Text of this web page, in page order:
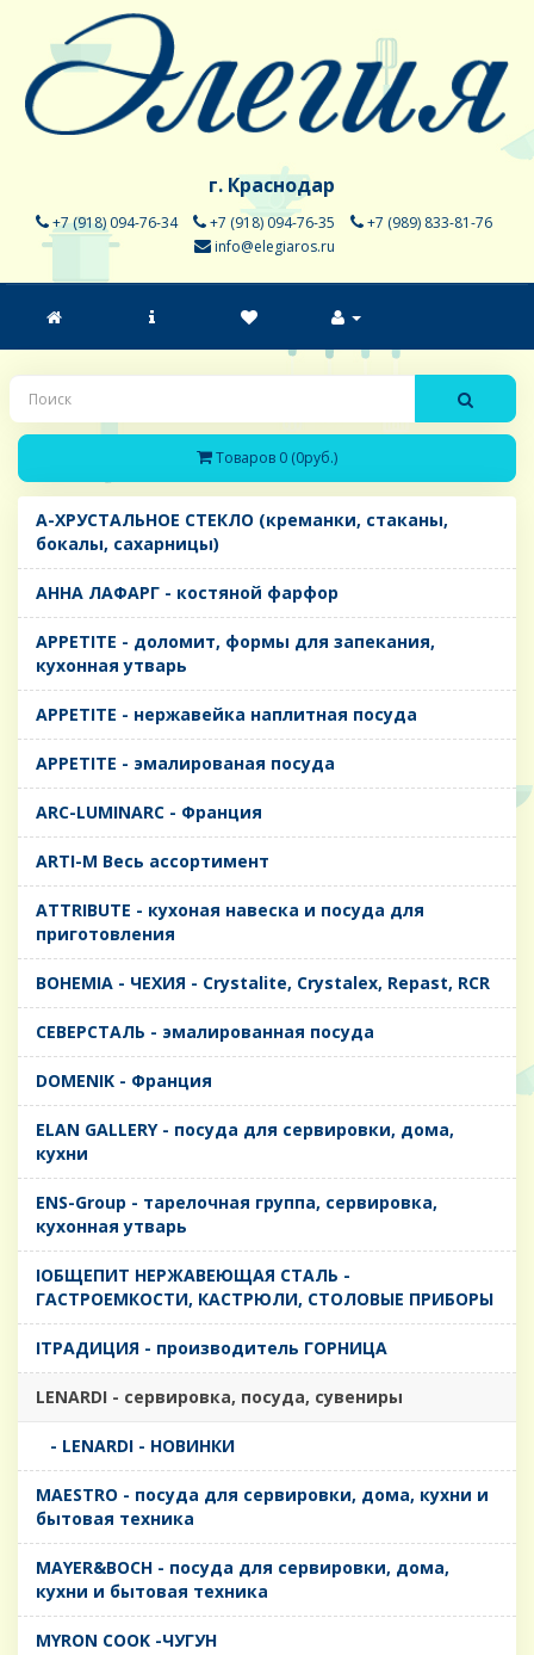
г. Краснодар
+7 (918) 094-76-34 +7 (918) 094-76-35
+7 (989) 833-81-76
info@elegiaros.ru
Товаров 0 (0руб.)
A-ХРУСТАЛЬНОЕ СТЕКЛО (креманки, стаканы,
бокалы, сахарницы)
AHHA ЛАФАРГ - костяной фарфор
APPETITE - доломит, формы для запекания,
кухонная утварь
APPETITE - нержавейка наплитная посуда
APPETITE - эмалированая посуда
ARC-LUMINARC - Франция
ARTI-M Весь ассортимент
ATTRIBUTE - кухоная навеска и посуда для
приготовления
BOHEMIA - ЧЕХИЯ - Crystalite, Crystalex, Repast, RCR
CЕВЕРСТАЛЬ - эмалированная посуда
DOMENIK - Франция
ELAN GALLERY - посуда для сервировки, дома,
кухни
ENS-Group - тарелочная группа, сервировка,
кухонная утварь
IОБЩЕПИТ НЕРЖАВЕЮЩАЯ СТАЛЬ -
ГАСТРОЕМКОСТИ, КАСТРЮЛИ, СТОЛОВЫЕ ПРИБОРЫ
IТРАДИЦИЯ - производитель ГОРНИЦА
LENARDI - сервировка, посуда, сувениры
- LENARDI - НОВИНКИ
MAESTRO - посуда для сервировки, дома, кухни и
бытовая техника
MAYER&BOCH - посуда для сервировки, дома,
кухни и бытовая техника
MYRON COOK -ЧУГУН